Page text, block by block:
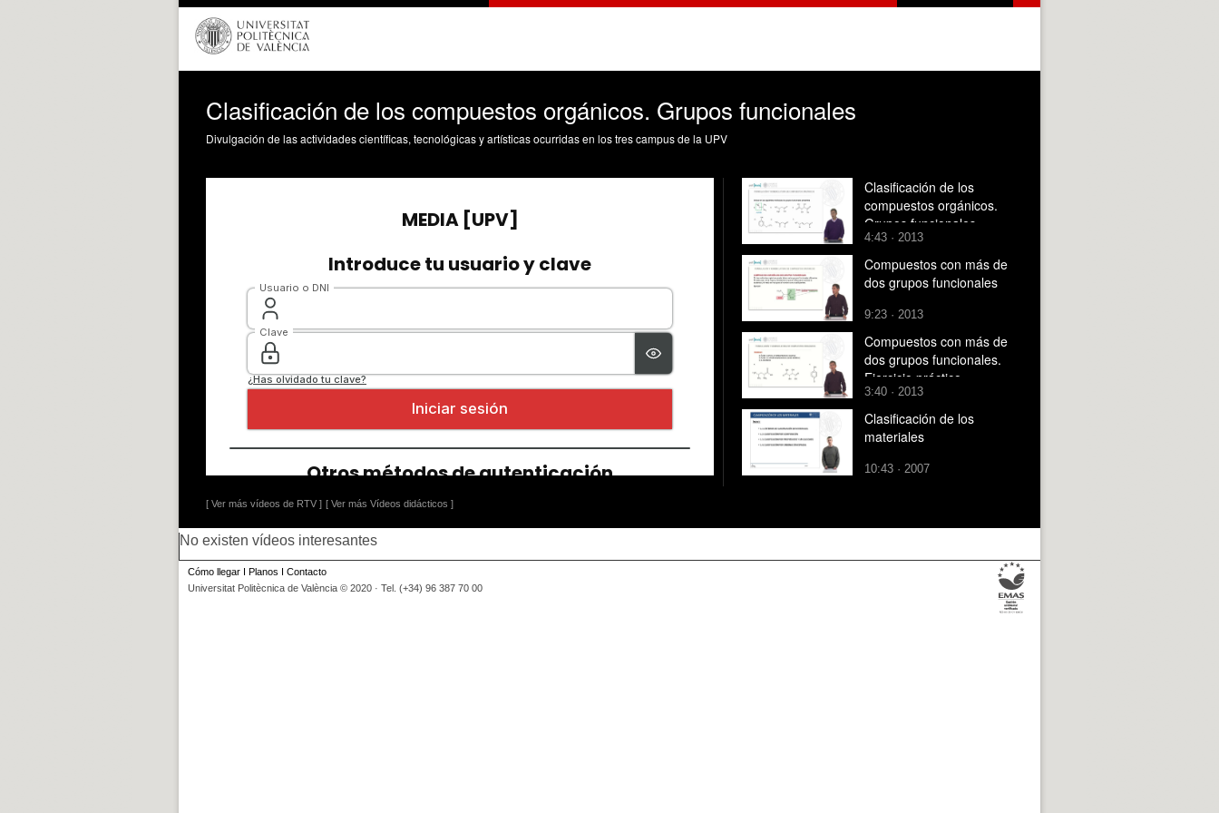
Clasificación de los compuestos orgánicos. Grupos funcionales
Divulgación de las actividades científicas, tecnológicas y artísticas ocurridas en los tres campus de la UPV
[ Ver más vídeos de RTV ] [ Ver más Vídeos didácticos ]
Clasificación de los
compuestos orgánicos.
Grupos funcionales.
(Ejercicio práctico-
soluciones)
4:43 · 2013
Compuestos con más de
dos grupos funcionales
9:23 · 2013
Compuestos con más de
dos grupos funcionales.
Ejercicio práctico-
soluciones
3:40 · 2013
Clasificación de los
materiales
10:43 · 2007
No existen vídeos interesantes
Cómo llegar I Planos I Contacto
Universitat Politècnica de València © 2020 · Tel. (+34) 96 387 70 00